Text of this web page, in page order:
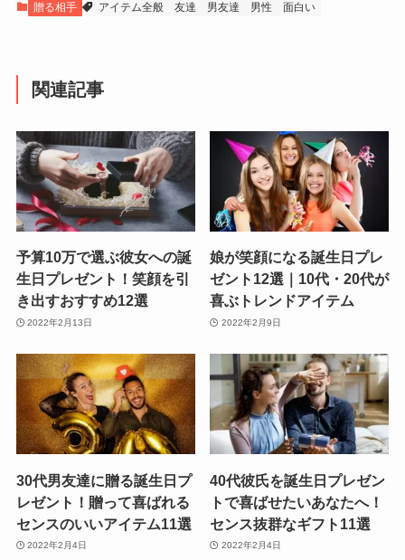
贈る相手 アイテム全般 友達 男友達 男性 面白い
関連記事
予算10万で選ぶ彼女への誕
生日プレゼント！笑顔を引
き出すおすすめ12選
2022年2月13日
娘が笑顔になる誕生日プレ
ゼント12選｜10代・20代が
喜ぶトレンドアイテム
2022年2月9日
30代男友達に贈る誕生日プ
レゼント！贈って喜ばれる
センスのいいアイテム11選
2022年2月4日
40代彼氏を誕生日プレゼン
トで喜ばせたいあなたへ！
センス抜群なギフト11選
2022年2月4日